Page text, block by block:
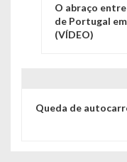
O abraço
de Portugal
(VÍDEO)
Queda de